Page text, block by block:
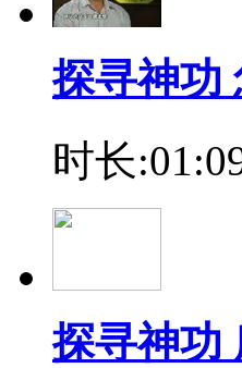
探寻神功
时长
探寻神功